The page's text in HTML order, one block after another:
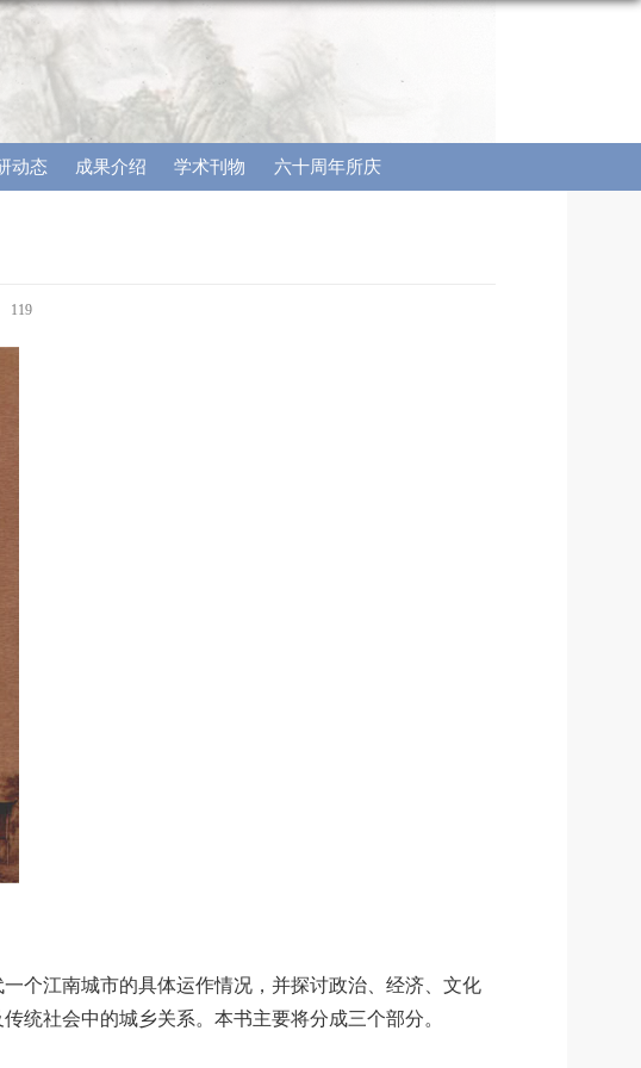
动态 成果介绍 学术刊物 六十周年所庆
119
个江南城市的具体运作情况，并探讨政治、经济、文化
统社会中的城乡关系。本书主要将分成三个部分。